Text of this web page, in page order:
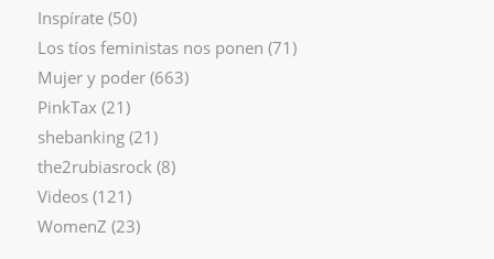
Inspírate(50)
Los tíos feministas nos ponen (71)
Mujer y poder(663)
PinkTax (21)
shebanking(21)
the2rubiasrock (8)
Videos(121)
WomenZ (23)